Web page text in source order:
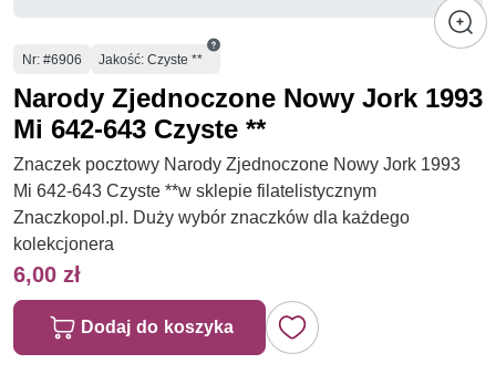
Numer
Nr: #6906 Jakość: Czyste **
Narody Zjednoczone Nowy Jork 1993
Mi 642-643 Czyste **
Znaczek pocztowy Narody Zjednoczone Nowy Jork 1993
Mi 642-643 Czyste **w sklepie filatelistycznym
Znaczkopol.pl. Duży wybór znaczków dla każdego
kolekcjonera
6,00 zł
Dodaj do koszyka